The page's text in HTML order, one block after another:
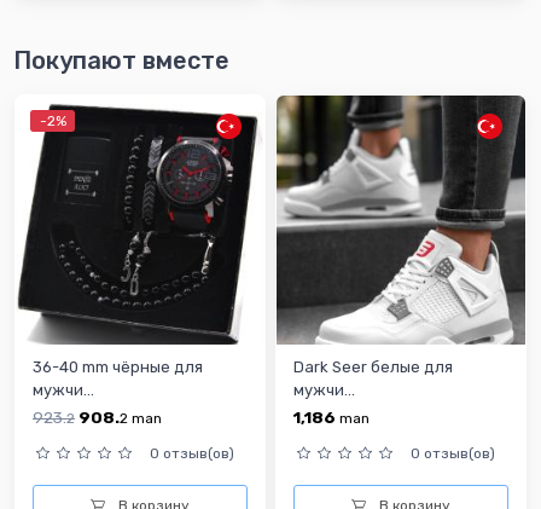
Покупают вместе
-2%
36-40 mm чёрные для
мужчи...
923.2 908.2 man
0 отзыв(ов)
В корзину
Dark Seer белые для
мужчи...
1,186 man
0 отзыв(ов)
В корзину